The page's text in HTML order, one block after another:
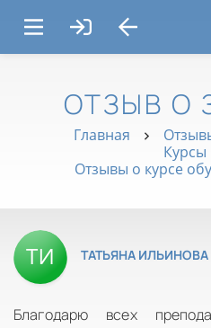
ОТЗЫВ О
Главная
Курсы
Отзывы о курсе
ТАТЬЯНА ИЛЬИНОВА
Благодарю всех